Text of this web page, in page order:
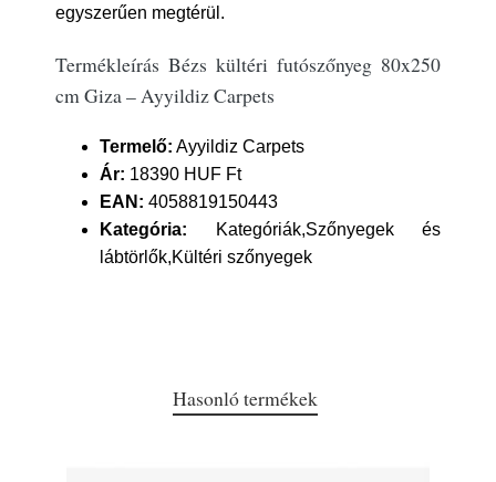
egyszerűen megtérül.
Termékleírás Bézs kültéri futószőnyeg 80x250
cm Giza – Ayyildiz Carpets
Termelő: Ayyildiz Carpets
Ár: 18390 HUF Ft
EAN: 4058819150443
Kategória: Kategóriák,Szőnyegek és
lábtörlők,Kültéri szőnyegek
Hasonló termékek